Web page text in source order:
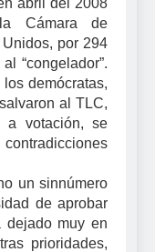
Cámara de
por 294
“congelador”.
demócratas,
al TLC,
a votación, se
un sinnúmero
de aprobar
muy en
prioridades,